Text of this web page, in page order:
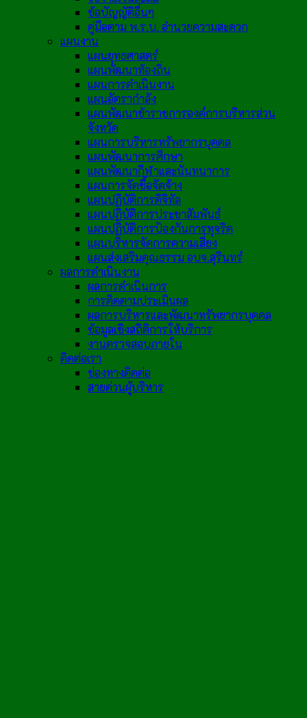
ข้อบัญญัติอื่นๆ
คู่มือตาม พ.ร.บ. อำนวยความสะดวก
แผนงาน
แผนยุทธศาสตร์
แผนพัฒนาท้องถิ่น
แผนการดำเนินงาน
แผนอัตรากำลัง
แผนพัฒนาข้าราชการองค์การบริหารส่วน
จังหวัด
แผนการบริหารทรัพยากรบุคคล
แผนพัฒนาการศึกษา
แผนพัฒนากีฬาและนันทนาการ
แผนการจัดซื้อจัดจ้าง
แผนปฏิบัติการดิจิทัล
แผนปฏิบัติการประชาสัมพันธ์
แผนปฏิบัติการป้องกันการทุจริต
แผนบริหารจัดการความเสี่ยง
แผนส่งเสริมคุณธรรม อบจ.สุรินทร์
ผลการดำเนินงาน
ผลการดำเนินการ
การติดตามประเมินผล
ผลการบริหารและพัฒนาทรัพยากรบุคคล
ข้อมูลเชิงสถิติการให้บริการ
งานตรวจสอบภายใน
ติดต่อเรา
ช่องทางติดต่อ
สายด่วนผู้บริหาร